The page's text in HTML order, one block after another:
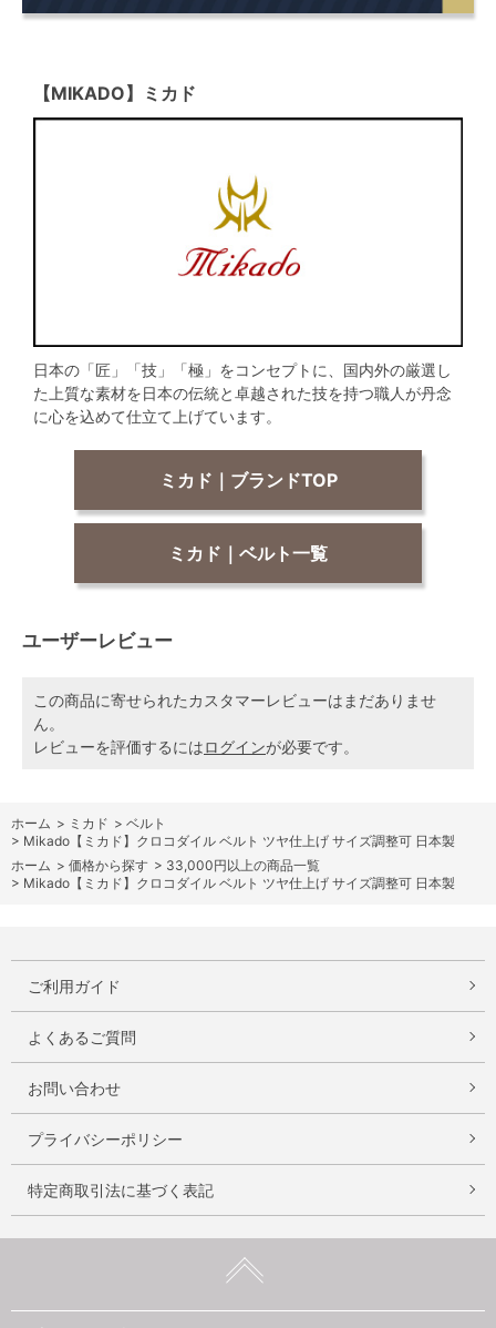
【MIKADO】ミカド
日本の「匠」「技」「極」をコンセプトに、国内外の厳選し
た上質な素材を日本の伝統と卓越された技を持つ職人が丹念
に心を込めて仕立て上げています。
ミカド｜ブランドTOP
ミカド｜ベルト一覧
ユーザーレビュー
この商品に寄せられたカスタマーレビューはまだありませ
ん。
レビューを評価するにはログインが必要です。
ホーム > ミカド > ベルト
> Mikado【ミカド】クロコダイル ベルト ツヤ仕上げ サイズ調整可 日本製
ホーム > 価格から探す > 33,000円以上の商品一覧
> Mikado【ミカド】クロコダイル ベルト ツヤ仕上げ サイズ調整可 日本製
ご利用ガイド
よくあるご質問
お問い合わせ
プライバシーポリシー
特定商取引法に基づく表記